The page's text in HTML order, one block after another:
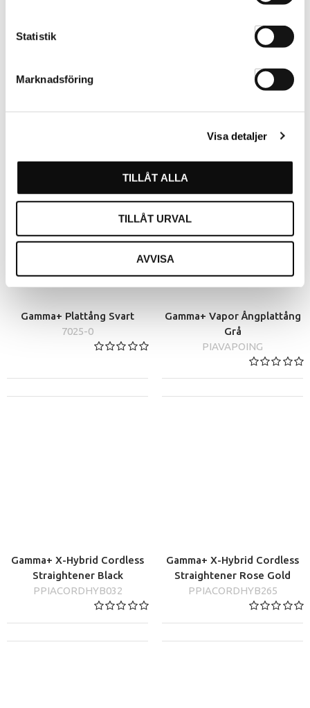
Statistik
Marknadsföring
Visa detaljer
TILLÅT ALLA
TILLÅT URVAL
AVVISA
Lila
Gamma+ Keratin Glory Matt
Gamma+ Plattång Svart
7025-0
Gamma+ Vapor Ångplattång
Grå
PIAVAPOING
Gamma+ X-Hybrid Cordless
Straightener Black
PPIACORDHYB032
Gamma+ X-Hybrid Cordless
Straightener Rose Gold
PPIACORDHYB265